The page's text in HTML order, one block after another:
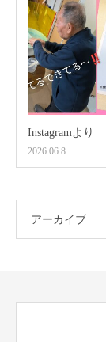
Instagramより
2026.06.8
アーカイブ